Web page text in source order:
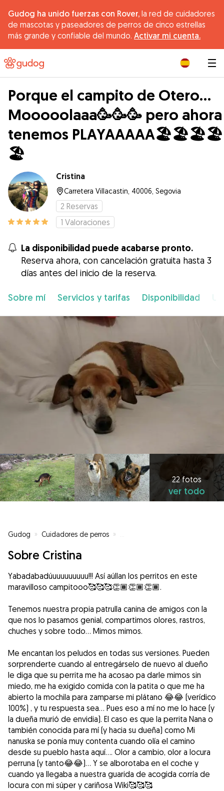
Gudog ha unido fuerzas con Rover, la red de cuidadores
de mascotas y paseadores de perros de cinco estrellas
más grande y confiable del mundo. Activar mi cuenta.
Porque el campito de Otero...
Mooooolaaa🥳🥳🥳 pero ahora
tenemos PLAYAAAAA🏖️🏖️🏖️🏖️
🏖️
Cristina
Carretera Villacastin, 40006, Segovia
2 Reservas
1 Valoraciones
La disponibilidad puede acabarse pronto.
Reserva ahora, con cancelación gratuita hasta 3
días antes del inicio de la reserva.
Sobre mí Servicios y tarifas Disponibilidad
22 fotos
ver todo
Gudog » Cuidadores de perros »
Sobre Cristina
Yabadabadúuuuuuuuuu!!! Así aúllan los perritos en este
maravilloso campitooo🥰🥰🥰👏🏾👏🏾👏🏾.
Tenemos nuestra propia patrulla canina de amigos con la
que nos lo pasamos genial, compartimos olores, rastros,
chuches y sobre todo... Mimos mimos.
Me encantan los peludos en todas sus versiones. Pueden
sorprenderte cuando al entregárselo de nuevo al dueño
le diga que su perrita me ha acosao pa darle mimos sin
miedo, me ha exigido comida con la patita o que me ha
abierto la mochila para zamparse mi plátano 😂😂 (verídico
100%) , y tu respuesta sea... Pues eso a mí no me lo hace (y
la dueña murió de envidia). El caso es que la perrita Nana o
también conocida para mí (y hacia su dueña) como Mi
nanuska se ponía muy contenta cuando olía el camino
desde su pueblo hasta aquí.... Olor a cambio, olor a locura
perruna (y tanto😂😂)... Y se alborotaba en el coche y
cuando ya llegaba a nuestra guarida de acogida corría de
locura con mi súper y cariñosa Wiki🥰🥰🥰